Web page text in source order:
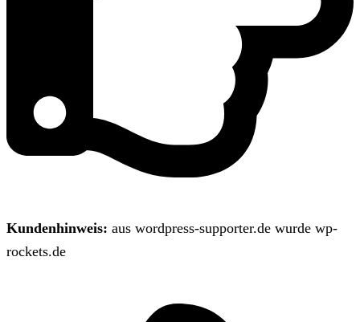
Kundenhinweis: aus wordpress-supporter.de wurde wp-
rockets.de